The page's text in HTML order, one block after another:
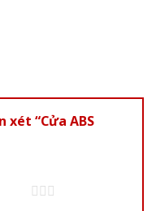
“Cửa ABS